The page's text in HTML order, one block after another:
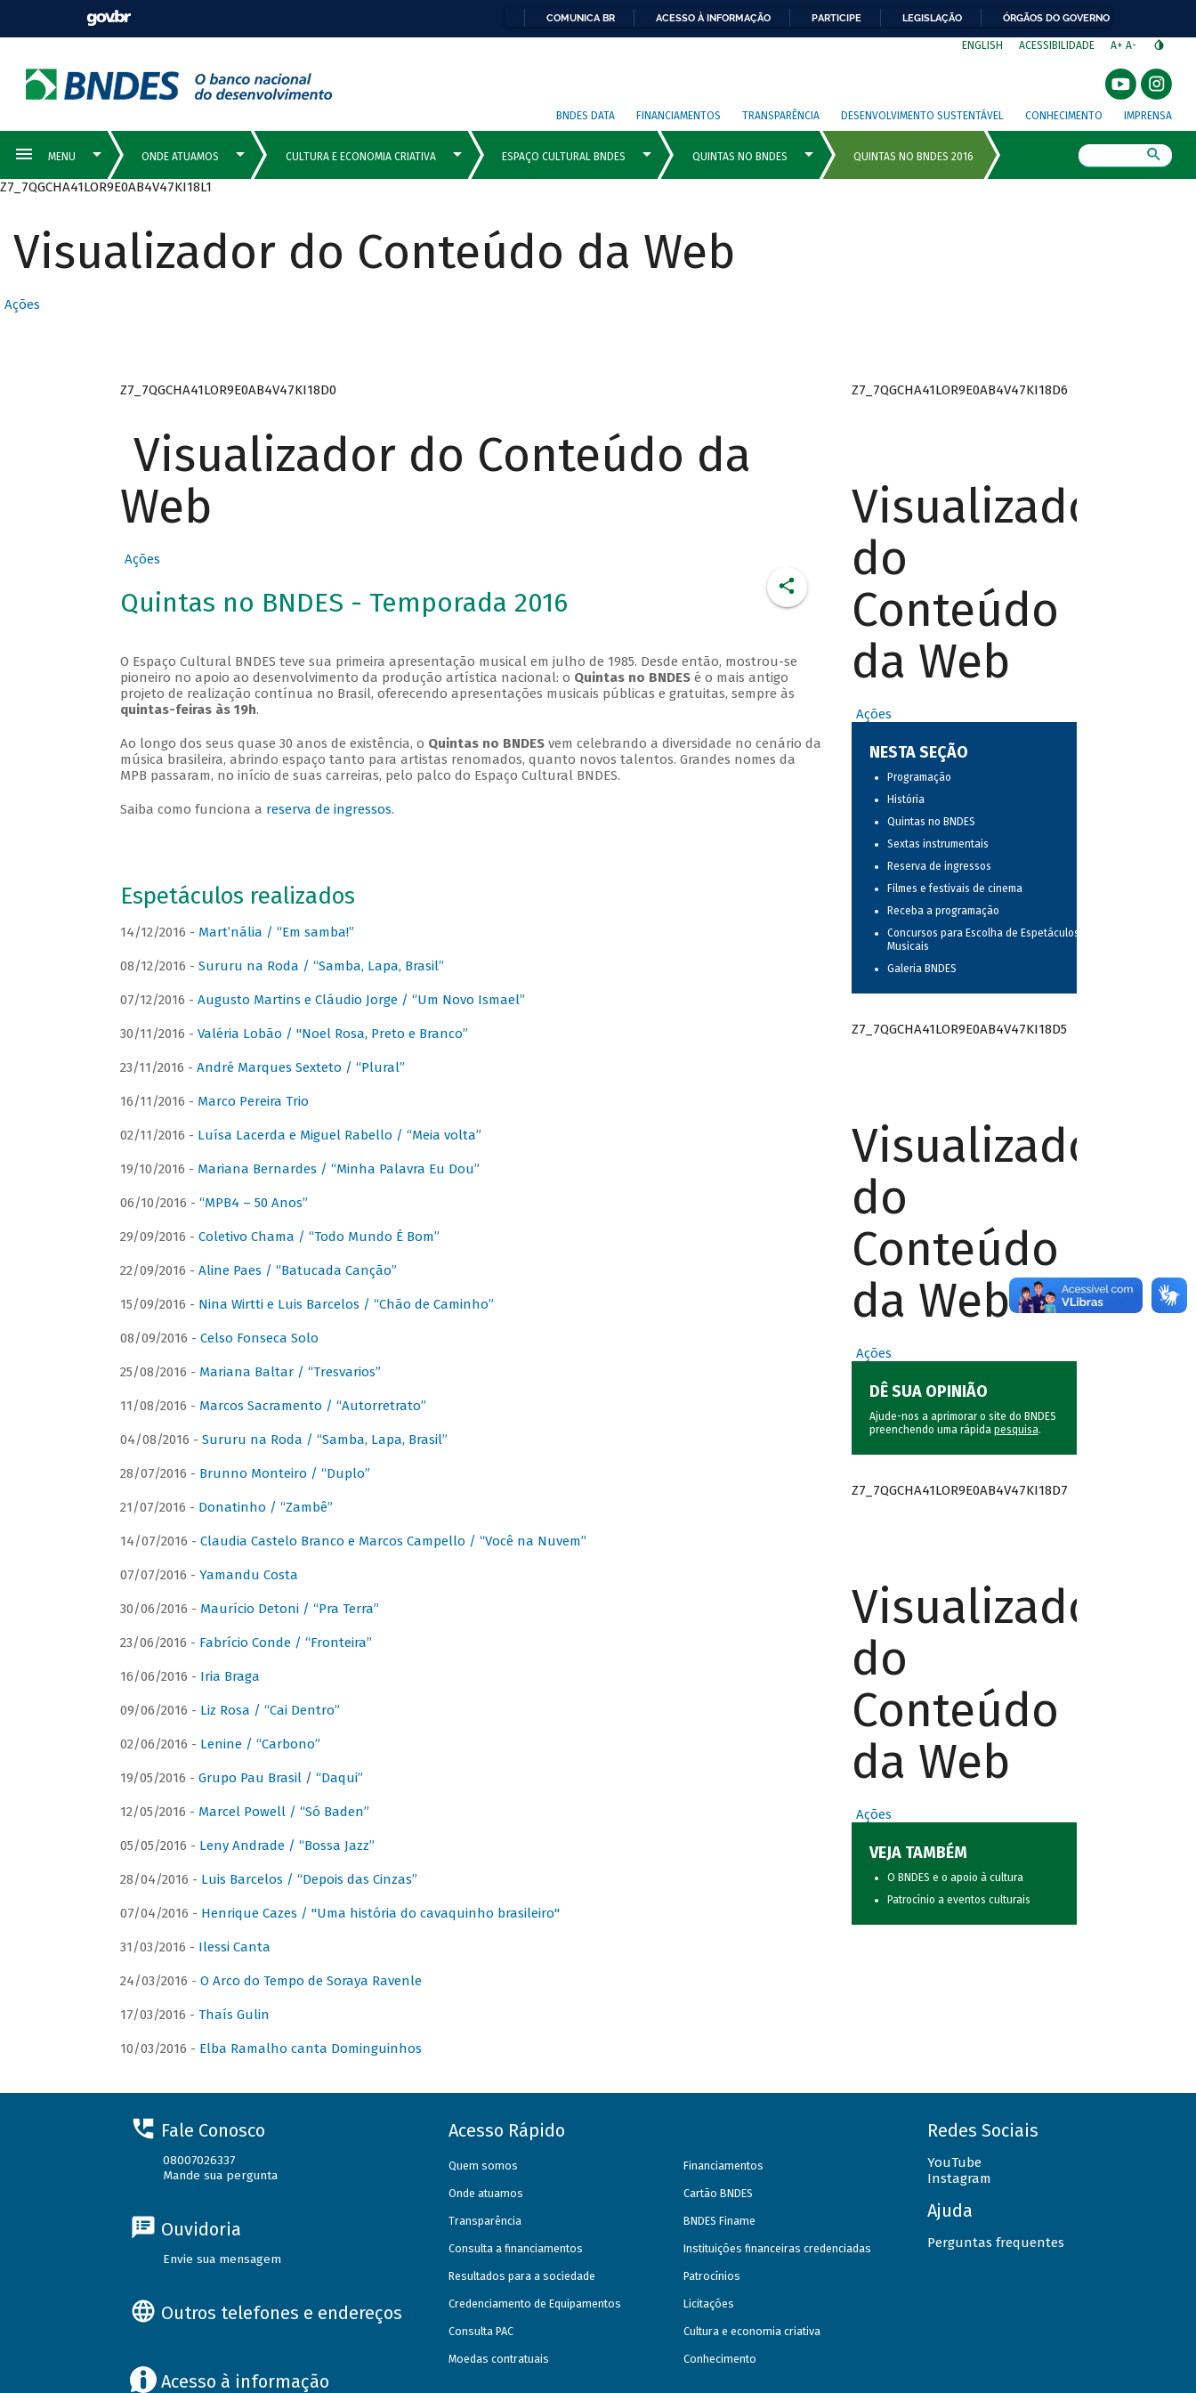
COMUNICA BR ACESSO À INFORMAÇÃO PARTICIPE LEGISLAÇÃO ÓRGÃOS DO GOVERNO
ENGLISH ACESSIBILIDADE A+ A-
BNDES DATA FINANCIAMENTOS TRANSPARÊNCIA DESENVOLVIMENTO SUSTENTÁVEL CONHECIMENTO IMPRENSA
Z7_7QGCHA41LOR9E0AB4V47KI18L1
Visualizador do Conteúdo da Web
Ações
Z7_7QGCHA41LOR9E0AB4V47KI18D0
Visualizador do Conteúdo da
Web
Ações
Quintas no BNDES - Temporada 2016
O Espaço Cultural BNDES teve sua primeira apresentação musical em julho de 1985. Desde então, mostrou-se
pioneiro no apoio ao desenvolvimento da produção artística nacional: o Quintas no BNDESé o mais antigo
projeto de realização contínua no Brasil, oferecendo apresentações musicais públicas e gratuitas, sempre às
quintas-feiras às 19h.
Ao longo dos seus quase 30 anos de existência, o Quintas no BNDESvem celebrando a diversidade no cenário da
música brasileira, abrindo espaço tanto para artistas renomados, quanto novos talentos. Grandes nomes da
MPB passaram, no início de suas carreiras, pelo palco do Espaço Cultural BNDES.
Saiba como funciona a reserva de ingressos.
Espetáculos realizados
14/12/2016 - Mart’nália / “Em samba!”
08/12/2016 - Sururu na Roda / “Samba, Lapa, Brasil”
07/12/2016 - Augusto Martins e Cláudio Jorge / “Um Novo Ismael”
30/11/2016 - Valéria Lobão / "Noel Rosa, Preto e Branco”
23/11/2016 - André Marques Sexteto / “Plural”
16/11/2016 - Marco Pereira Trio
02/11/2016 - Luísa Lacerda e Miguel Rabello / “Meia volta”
19/10/2016 - Mariana Bernardes / “Minha Palavra Eu Dou”
06/10/2016 - “MPB4 – 50 Anos”
29/09/2016 - Coletivo Chama / “Todo Mundo É Bom”
22/09/2016 - Aline Paes / “Batucada Canção”
15/09/2016 - Nina Wirtti e Luis Barcelos / “Chão de Caminho”
08/09/2016 - Celso Fonseca Solo
25/08/2016 - Mariana Baltar / “Tresvarios”
11/08/2016 - Marcos Sacramento / “Autorretrato”
04/08/2016 - Sururu na Roda / “Samba, Lapa, Brasil”
28/07/2016 - Brunno Monteiro / “Duplo”
21/07/2016 - Donatinho / “Zambê”
14/07/2016 - Claudia Castelo Branco e Marcos Campello / “Você na Nuvem”
07/07/2016 - Yamandu Costa
30/06/2016 - Maurício Detoni / “Pra Terra”
23/06/2016 - Fabrício Conde / “Fronteira”
16/06/2016 - Iria Braga
09/06/2016 - Liz Rosa / “Cai Dentro”
02/06/2016 - Lenine / “Carbono”
19/05/2016 - Grupo Pau Brasil / “Daqui”
12/05/2016 - Marcel Powell / “Só Baden”
05/05/2016 - Leny Andrade / “Bossa Jazz”
28/04/2016 - Luis Barcelos / “Depois das Cinzas”
07/04/2016 - Henrique Cazes / "Uma história do cavaquinho brasileiro"
31/03/2016 - Ilessi Canta
24/03/2016 - O Arco do Tempo de Soraya Ravenle
17/03/2016 - Thaís Gulin
10/03/2016 - Elba Ramalho canta Dominguinhos
Z7_7QGCHA41LOR9E0AB4V47KI18D6
Visualizador
do
Conteúdo
da Web
Ações
NESTA SEÇÃO
Programação
História
Quintas no BNDES
Sextas instrumentais
Reserva de ingressos
Filmes e festivais de cinema
Receba a programação
Concursos para Escolha de Espetáculos
Musicais
Galeria BNDES
Z7_7QGCHA41LOR9E0AB4V47KI18D5
Visualizador
do
Conteúdo
da Web
Ações
DÊ SUA OPINIÃO
Ajude-nos a aprimorar o site do BNDES
preenchendo uma rápida pesquisa.
Z7_7QGCHA41LOR9E0AB4V47KI18D7
Visualizador
do
Conteúdo
da Web
Ações
VEJA TAMBÉM
O BNDES e o apoio à cultura
Patrocínio a eventos culturais
Fale Conosco
08007026337
Mande sua pergunta
Ouvidoria
Envie sua mensagem
Outros telefones e endereços
Acesso à informação
Acesso Rápido
Quem somos
Onde atuamos
Transparência
Consulta a financiamentos
Resultados para a sociedade
Credenciamento de Equipamentos
Consulta PAC
Moedas contratuais
Financiamentos
Cartão BNDES
BNDES Finame
Instituições financeiras credenciadas
Patrocínios
Licitações
Cultura e economia criativa
Conhecimento
Redes Sociais
YouTube
Instagram
Ajuda
Perguntas frequentes